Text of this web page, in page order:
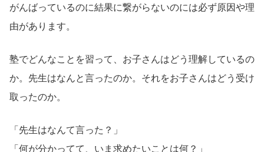
がんばっているのに結果に繋がらないのには必ず原因や理
由があります。
塾でどんなことを習って、お子さんはどう理解しているの
か。先生はなんと言ったのか。それをお子さんはどう受け
取ったのか。
「先生はなんて言った？」
「何が分かってて、いま求めたいことは何？」